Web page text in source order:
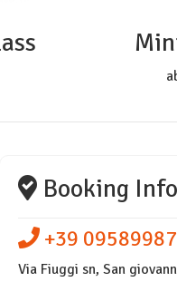
Booking Info
+39
Via Fiuggi sn, San